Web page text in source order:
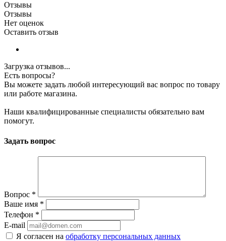
Отзывы
Отзывы
Нет оценок
Оставить отзыв
Загрузка отзывов...
Есть вопросы?
Вы можете задать любой интересующий вас вопрос по товару
или работе магазина.
Наши квалифицированные специалисты обязательно вам
помогут.
Задать вопрос
Вопрос *
Ваше имя *
Телефон *
E-mail
Я согласен на обработку персональных данных